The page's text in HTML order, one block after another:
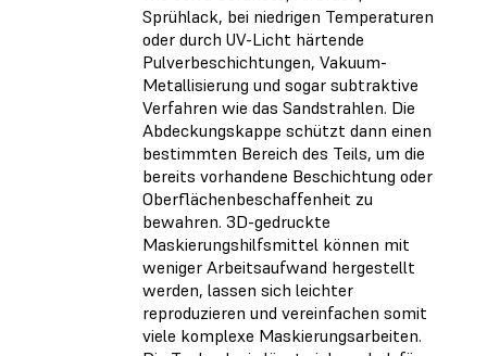
Sprühlack, bei niedrigen Temperaturen
oder durch UV-Licht härtende
Pulverbeschichtungen, Vakuum-
Metallisierung und sogar subtraktive
Verfahren wie das Sandstrahlen. Die
Abdeckungskappe schützt dann einen
bestimmten Bereich des Teils, um die
bereits vorhandene Beschichtung oder
Oberflächenbeschaffenheit zu
bewahren. 3D-gedruckte
Maskierungshilfsmittel können mit
weniger Arbeitsaufwand hergestellt
werden, lassen sich leichter
reproduzieren und vereinfachen somit
viele komplexe Maskierungsarbeiten.